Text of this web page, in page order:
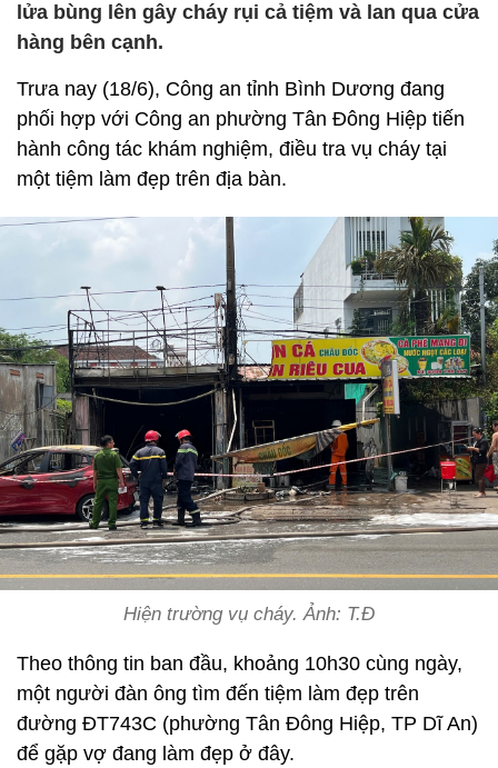
lửa bùng lên gây cháy rụi cả tiệm và lan qua cửa
hàng bên cạnh.
Trưa nay (18/6), Công an tỉnh Bình Dương đang
phối hợp với Công an phường Tân Đông Hiệp tiến
hành công tác khám nghiệm, điều tra vụ cháy tại
một tiệm làm đẹp trên địa bàn.
Hiện trường vụ cháy. Ảnh: T.Đ
Theo thông tin ban đầu, khoảng 10h30 cùng ngày,
một người đàn ông tìm đến tiệm làm đẹp trên
đường ĐT743C (phường Tân Đông Hiệp, TP Dĩ An)
để gặp vợ đang làm đẹp ở đây.